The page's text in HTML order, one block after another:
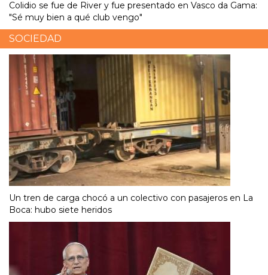
Colidio se fue de River y fue presentado en Vasco da Gama:
"Sé muy bien a qué club vengo"
SOCIEDAD
Un tren de carga chocó a un colectivo con pasajeros en La
Boca: hubo siete heridos